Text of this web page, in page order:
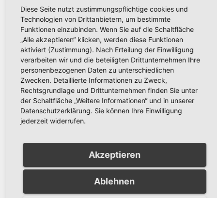
Diese Seite nutzt zustimmungspflichtige cookies und
Technologien von Drittanbietern, um bestimmte
Funktionen einzubinden. Wenn Sie auf die Schaltfläche
„Alle akzeptieren“ klicken, werden diese Funktionen
aktiviert (Zustimmung). Nach Erteilung der Einwilligung
verarbeiten wir und die beteiligten Drittunternehmen Ihre
personenbezogenen Daten zu unterschiedlichen
Zwecken. Detaillierte Informationen zu Zweck,
Rechtsgrundlage und Drittunternehmen finden Sie unter
der Schaltfläche „Weitere Informationen“ und in unserer
Datenschutzerklärung. Sie können Ihre Einwilligung
jederzeit widerrufen.
Akzeptieren
Ablehnen